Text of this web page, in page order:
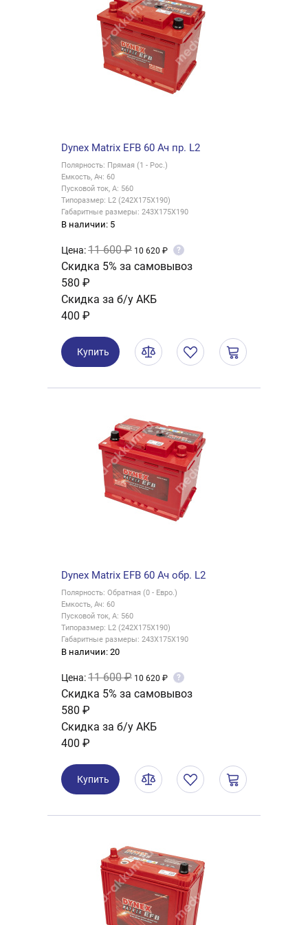
Dynex Matrix EFB 60 Ач пр. L2
Полярность: Прямая (1 - Рос.)
Емкость, Ач: 60
Пусковой ток, А: 560
Типоразмер: L2 (242X175X190)
Габаритные размеры: 243X175X190
В наличии: 5
Цена:11 600 ₽ 10 620 ₽ ?
Скидка 5% за самовывоз
580 ₽
Скидка за б/у АКБ
400 ₽
Купить
Dynex Matrix EFB 60 Ач обр. L2
Полярность: Обратная (0 - Евро.)
Емкость, Ач: 60
Пусковой ток, А: 560
Типоразмер: L2 (242X175X190)
Габаритные размеры: 243X175X190
В наличии: 20
Цена:11 600 ₽ 10 620 ₽ ?
Скидка 5% за самовывоз
580 ₽
Скидка за б/у АКБ
400 ₽
Купить